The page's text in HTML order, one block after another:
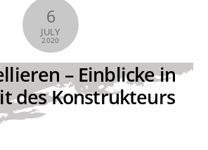
6
JULY
2020
– Einblicke in
des Konstrukteurs